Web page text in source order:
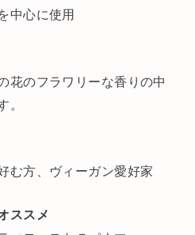
中心に使用
花のフラワリーな香りの中
。
む方、ヴィーガン愛好家
ススメ